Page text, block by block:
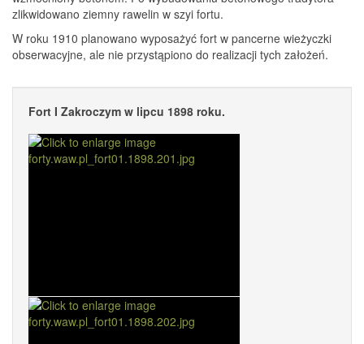
zlikwidowano ziemny rawelin w szyi fortu.
W roku 1910 planowano wyposażyć fort w pancerne wieżyczki
obserwacyjne, ale nie przystąpiono do realizacji tych założeń.
Fort I Zakroczym w lipcu 1898 roku.